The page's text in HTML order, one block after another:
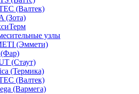
(Валтек)
(Зота)
узлы
(Эммети)
(Стаут)
(Термика)
(Валтек)
(Вармега)